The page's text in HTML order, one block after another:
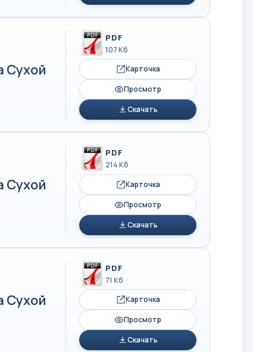
Сухой
PDF
107 Кб
Карточка
Просмотр
Скачать
Сухой
PDF
214 Кб
Карточка
Просмотр
Скачать
Сухой
PDF
71 Кб
Карточка
Просмотр
Скачать